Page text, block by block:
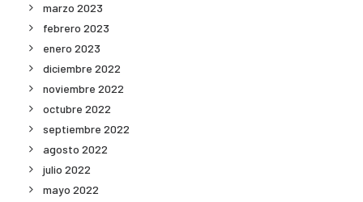
marzo 2023
febrero 2023
enero 2023
diciembre 2022
noviembre 2022
octubre 2022
septiembre 2022
agosto 2022
julio 2022
mayo 2022